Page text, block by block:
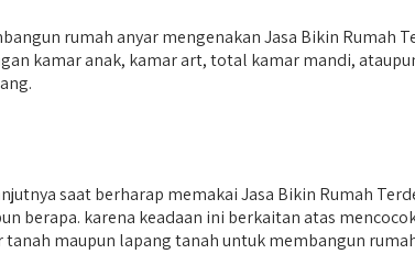
rumah anyar mengenakan Jasa Bikin Rumah
kamar anak, kamar art, total kamar mandi,
saat berharap memakai Jasa Bikin Rumah
berapa. karena keadaan ini berkaitan atas
maupun lapang tanah untuk membangun